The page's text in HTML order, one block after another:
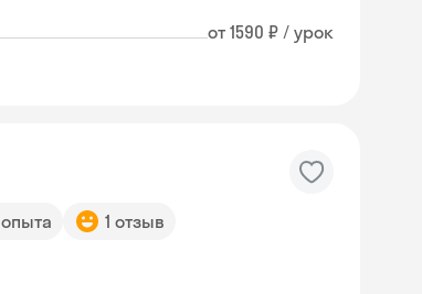
от 1590 ₽ / урок
1 отзыв